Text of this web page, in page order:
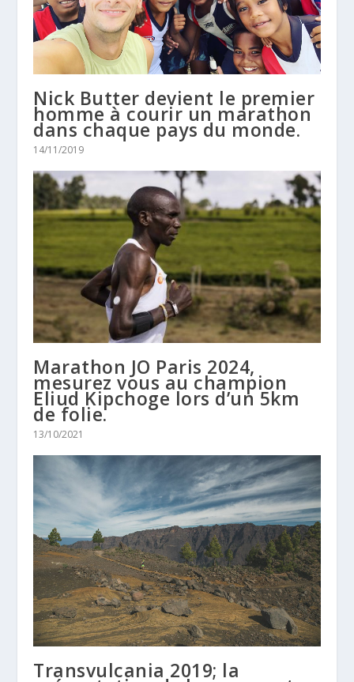
Nick Butter devient le premier
homme à courir un marathon
dans chaque pays du monde.
14/11/2019
Marathon JO Paris 2024,
mesurez vous au champion
Eliud Kipchoge lors d’un 5km
de folie.
13/10/2021
Transvulcania 2019; la